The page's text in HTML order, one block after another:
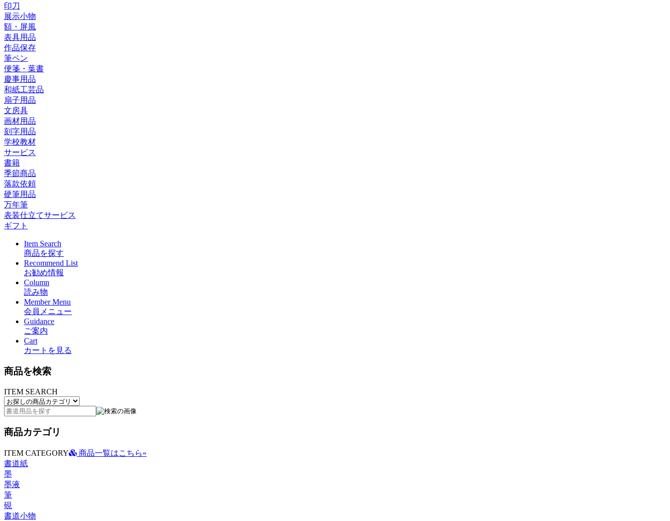
印刀
展示小物
額・屏風
表具用品
作品保存
筆ペン
便箋・葉書
慶事用品
和紙工芸品
扇子用品
文房具
画材用品
刻字用品
学校教材
サービス
書籍
季節商品
落款依頼
硬筆用品
万年筆
表装仕立てサービス
ギフト
Item Search
商品を探す
Recommend List
お勧め情報
Column
読み物
Member Menu
会員メニュー
Guidance
ご案内
Cart
カートを見る
商品を検索
ITEM SEARCH
商品カテゴリ
ITEM CATEGORY
商品一覧はこちら»
書道紙
墨
墨液
筆
硯
書道小物